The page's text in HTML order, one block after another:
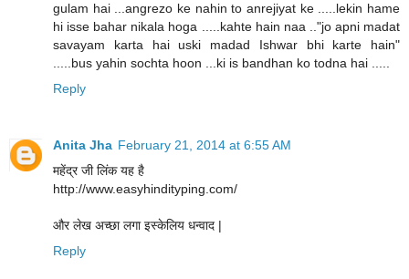
gulam hai ...angrezo ke nahin to anrejiyat ke .....lekin hame
hi isse bahar nikala hoga .....kahte hain naa .."jo apni madat
savayam karta hai uski madad Ishwar bhi karte hain"
.....bus yahin sochta hoon ...ki is bandhan ko todna hai .....
Reply
Anita Jha February 21, 2014 at 6:55 AM
महेंद्र जी लिंक यह है
http://www.easyhindityping.com/
और लेख अच्छा लगा इस्केलिय धन्वाद |
Reply